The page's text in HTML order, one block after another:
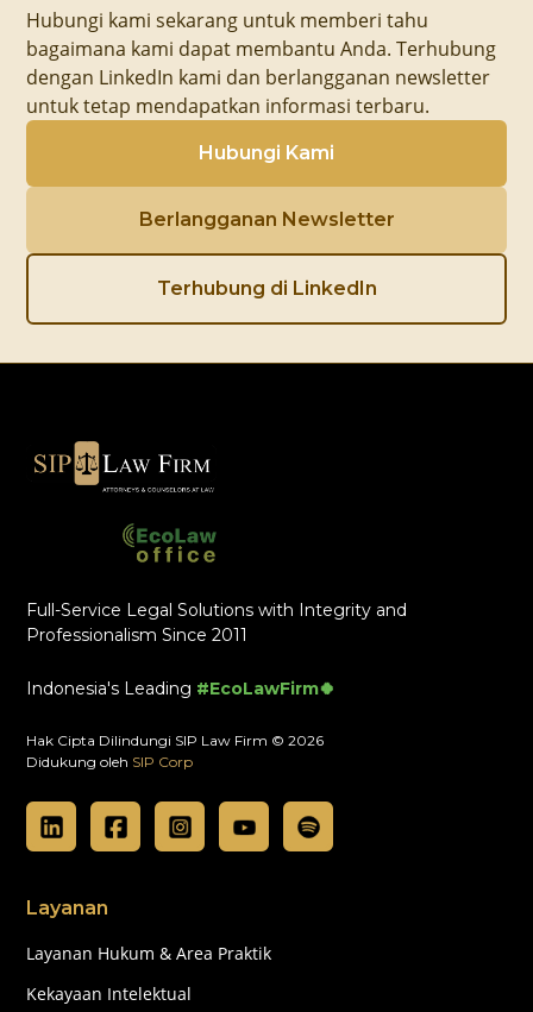
Hubungi kami sekarang untuk memberi tahu
bagaimana kami dapat membantu Anda. Terhubung
dengan LinkedIn kami dan berlangganan newsletter
untuk tetap mendapatkan informasi terbaru.
Hubungi Kami
Berlangganan Newsletter
Terhubung di LinkedIn
Full-Service Legal Solutions with Integrity and
Professionalism Since 2011
Indonesia's Leading #EcoLawFirm🍀
Hak Cipta Dilindungi SIP Law Firm © 2026
Didukung oleh SIP Corp
Layanan
Layanan Hukum & Area Praktik
Kekayaan Intelektual